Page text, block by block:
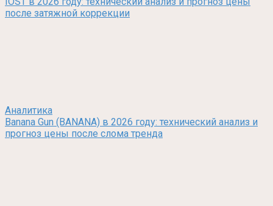
после затяжной коррекции
Аналитика
Banana Gun (BANANA) в 2026 году: технический анализ и
прогноз цены после слома тренда